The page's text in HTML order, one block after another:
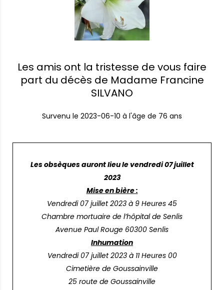
Les amis ont la tristesse de vous faire
part du décès de Madame Francine
SILVANO
Survenu le 2023-06-10 à l'âge de 76 ans
Les obsèques auront lieu le vendredi 07 juillet
2023
Mise en bière :
Vendredi 07 juillet 2023 à 9 Heures 45
Chambre mortuaire de l’hôpital de Senlis
Avenue Paul Rouge 60300 Senlis
Inhumation
Vendredi 07 juillet 2023 à 11 Heures 00
Cimetière de Goussainville
25 route de Goussainville